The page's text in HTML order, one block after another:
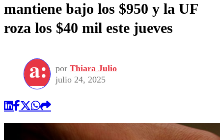
mantiene bajo los $950 y la UF
roza los $40 mil este jueves
por Thiara Julio
julio 24, 2025